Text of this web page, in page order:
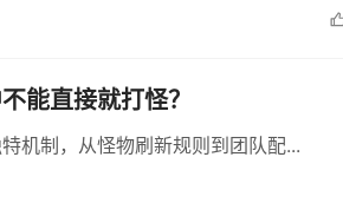
能直接就打怪？
机制，从怪物刷新规则到团队配...